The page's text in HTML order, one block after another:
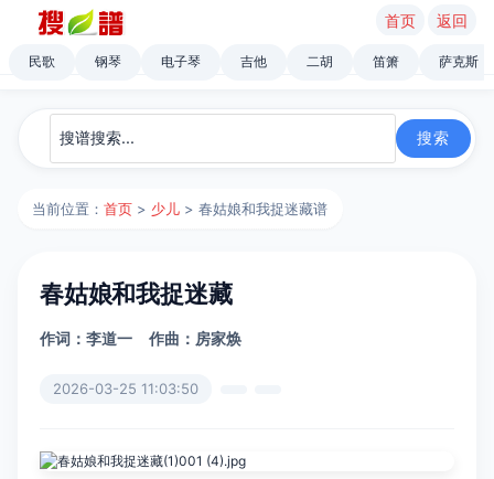
首页 返回
民歌 钢琴 电子琴 吉他 二胡 笛箫 萨克斯
当前位置：首页 > 少儿 > 春姑娘和我捉迷藏谱
春姑娘和我捉迷藏
作词：李道一 作曲：房家焕
2026-03-25 11:03:50